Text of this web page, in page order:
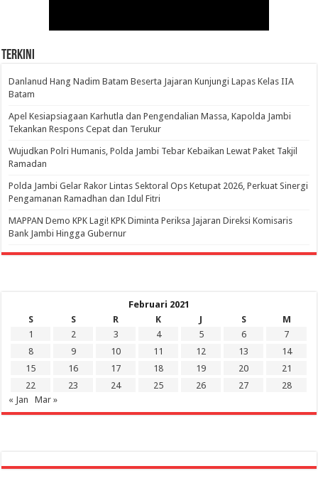
Terkini
Danlanud Hang Nadim Batam Beserta Jajaran Kunjungi Lapas Kelas IIA
Batam
Apel Kesiapsiagaan Karhutla dan Pengendalian Massa, Kapolda Jambi
Tekankan Respons Cepat dan Terukur
Wujudkan Polri Humanis, Polda Jambi Tebar Kebaikan Lewat Paket Takjil
Ramadan
Polda Jambi Gelar Rakor Lintas Sektoral Ops Ketupat 2026, Perkuat Sinergi
Pengamanan Ramadhan dan Idul Fitri
‎MAPPAN Demo KPK Lagi! KPK Diminta Periksa Jajaran Direksi Komisaris
Bank Jambi Hingga Gubernur ‎
Februari 2021
S
S R K J S
M
1
2 3 4 5 6
7
8
9 10 11 12 13
14
15
16 17 18 19 20
21
22
23 24 25 26 27
28
« Jan
Mar »